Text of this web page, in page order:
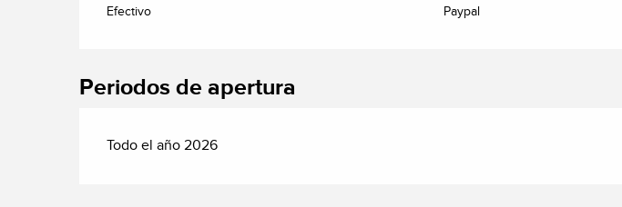
Efectivo Paypal
Periodos de apertura
Todo el año 2026